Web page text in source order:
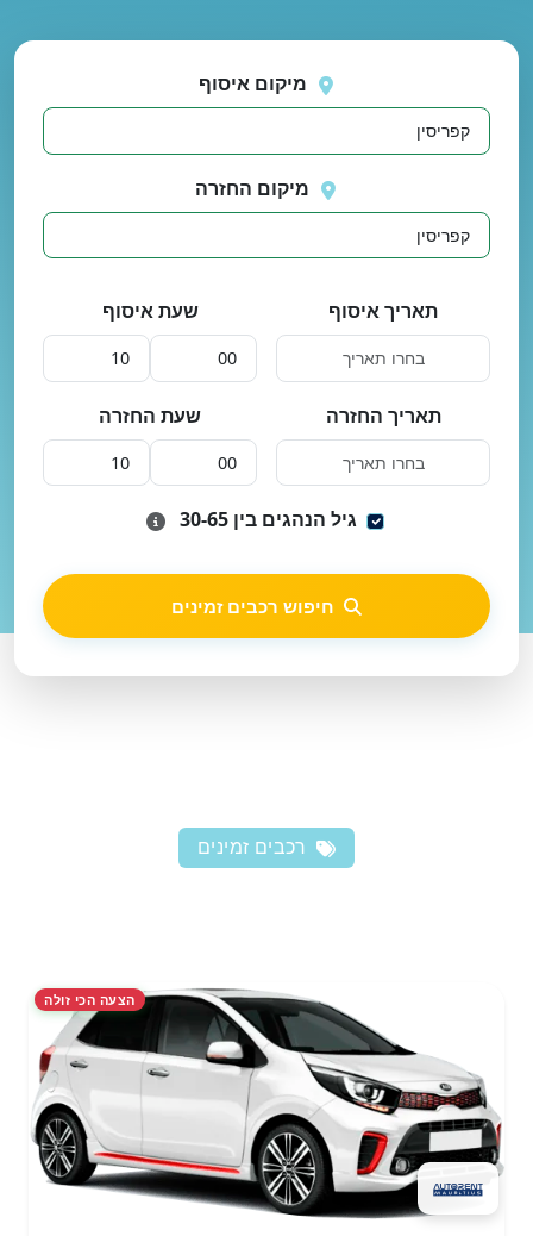
שוב
מיקום איסוף
מיקום החזרה
תאריך איסוף שעת איסוף
תאריך החזרה שעת החזרה
גיל הנהגים בין 30-65
חיפוש רכבים זמינים
רכבים זמינים
הצעה הכי זולה